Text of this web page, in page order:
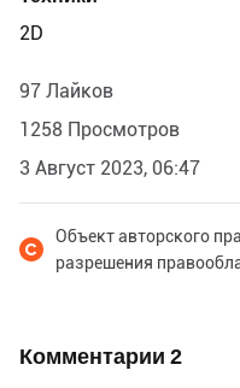
2D
97 Лайков
1258 Просмотров
3 Август 2023, 06:47
Объект авторского
разрешения
Комментарии 2